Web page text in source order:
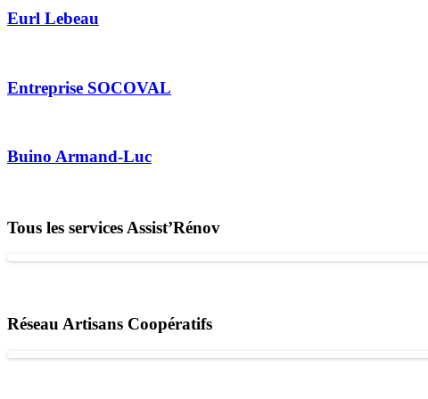
Eurl Lebeau
Entreprise SOCOVAL
Buino Armand-Luc
Tous les services Assist’Rénov
Réseau Artisans Coopératifs